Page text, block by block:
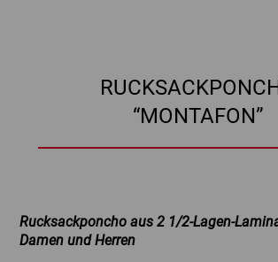
“MONTAFON”
Rucksackponcho aus 2 1/2-Lagen-
Damen und Herren